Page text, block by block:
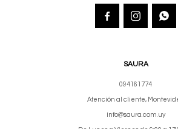
SAURA
094161774
Atención al cliente,
info@saura.com.uy
  